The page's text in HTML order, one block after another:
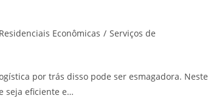
Econômicas / Serviços de
por trás disso pode ser esmagadora. Neste
seja eficiente e…